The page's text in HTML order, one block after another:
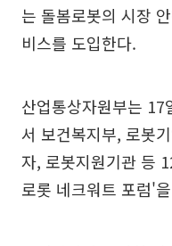
는 돌봄로봇의 시장
비스를 도입한다.
산업통상자원부는 17
서 보건복지부, 로봇
자, 로봇지원기관 등
로롯 네크워트 포럼'